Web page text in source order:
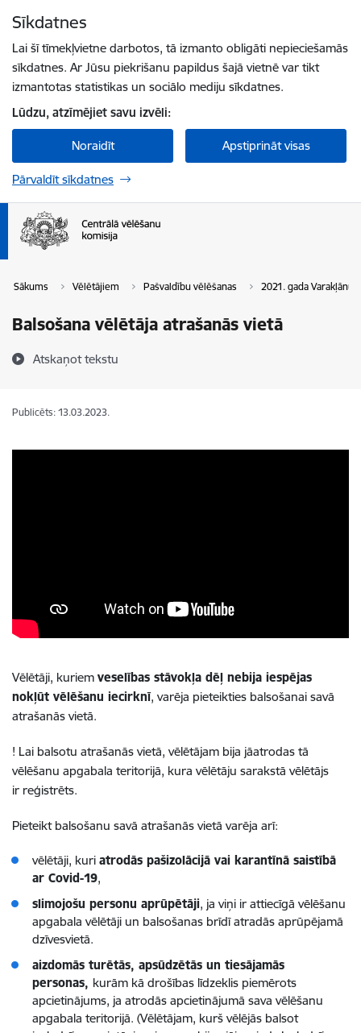
Sīkdatnes
Lai šī tīmekļvietne darbotos, tā izmanto obligāti nepieciešamās
sīkdatnes. Ar Jūsu piekrišanu papildus šajā vietnē var tikt
izmantotas statistikas un sociālo mediju sīkdatnes.
Lūdzu, atzīmējiet savu izvēli:
Noraidīt Apstiprināt visas
Pārvaldīt sīkdatnes
Sākums Vēlētājiem Pašvaldību vēlēšanas 2021. gada Varakļānu
Balsošana vēlētāja atrašanās vietā
Atskaņot tekstu
Publicēts: 13.03.2023.
Vēlētāji, kuriem veselības stāvokļa dēļ nebija iespējas
nokļūt vēlēšanu iecirknī, varēja pieteikties balsošanai savā
atrašanās vietā.
! Lai balsotu atrašanās vietā, vēlētājam bija jāatrodas tā
vēlēšanu apgabala teritorijā, kura vēlētāju sarakstā vēlētājs
ir reģistrēts.
Pieteikt balsošanu savā atrašanās vietā varēja arī:
vēlētāji, kuri atrodās pašizolācijā vai karantīnā saistībā
ar Covid-19,
slimojošu personu aprūpētāji, ja viņi ir attiecīgā vēlēšanu
apgabala vēlētāji un balsošanas brīdī atradās aprūpējamā
dzīvesvietā.
aizdomās turētās, apsūdzētās un tiesājamās
personas, kurām kā drošības līdzeklis piemērots
apcietinājums, ja atrodās apcietinājumā sava vēlēšanu
apgabala teritorijā. (Vēlētājam, kurš vēlējās balsot